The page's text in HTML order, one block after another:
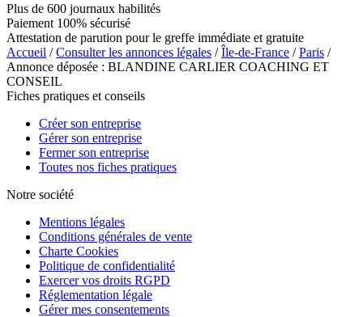
Plus de 600 journaux habilités
Paiement 100% sécurisé
Attestation de parution pour le greffe immédiate et gratuite
Accueil /Consulter les annonces légales /Île-de-France /Paris /
Annonce déposée : BLANDINE CARLIER COACHING ET
CONSEIL
Fiches pratiques et conseils
Créer son entreprise
Gérer son entreprise
Fermer son entreprise
Toutes nos fiches pratiques
Notre société
Mentions légales
Conditions générales de vente
Charte Cookies
Politique de confidentialité
Exercer vos droits RGPD
Réglementation légale
Gérer mes consentements